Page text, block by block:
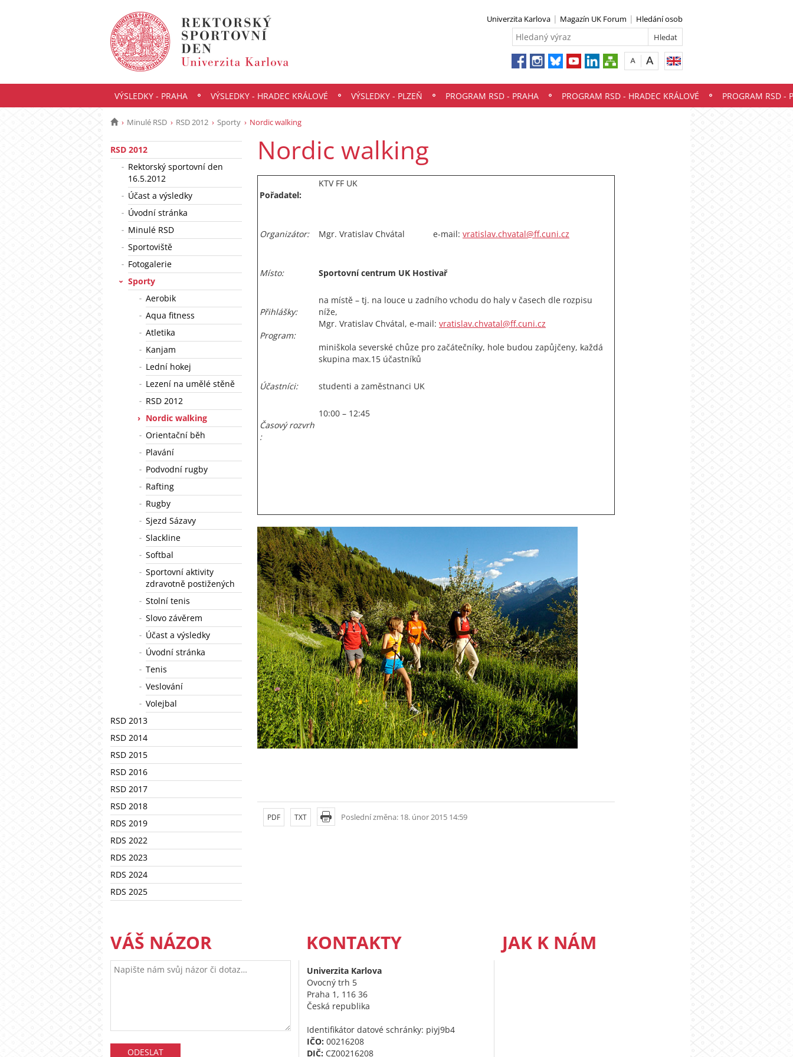
Univerzita Karlova Magazín UK Forum Hledání osob
VÝSLEDKY - PRAHA VÝSLEDKY - HRADEC KRÁLOVÉ VÝSLEDKY - PLZEŇ PROGRAM RSD - PRAHA PROGRAM RSD - HRADEC KRÁLOVÉ PROGRAM RSD -
Minulé RSD RSD 2012 Sporty Nordic walking
RSD 2012
Rektorský sportovní den
16.5.2012
Účast a výsledky
Úvodní stránka
Minulé RSD
Sportoviště
Fotogalerie
Sporty
Aerobik
Aqua fitness
Atletika
Kanjam
Lední hokej
Lezení na umělé stěně
RSD 2012
Nordic walking
Orientační běh
Plavání
Podvodní rugby
Rafting
Rugby
Sjezd Sázavy
Slackline
Softbal
Sportovní aktivity
zdravotně postižených
Stolní tenis
Slovo závěrem
Účast a výsledky
Úvodní stránka
Tenis
Veslování
Volejbal
RSD 2013
RSD 2014
RSD 2015
RSD 2016
RSD 2017
RSD 2018
RDS 2019
RDS 2022
RDS 2023
RDS 2024
RDS 2025
Nordic walking
Pořadatel:
KTV FF UK
Organizátor: Mgr. Vratislav Chvátal e-mail: vratislav.chvatal@ff.cuni.cz
Místo: Sportovní centrum UK Hostivař
Přihlášky:
Program:
na místě – tj. na louce u zadního vchodu do haly v časech dle rozpisu
níže,
Mgr. Vratislav Chvátal, e-mail: vratislav.chvatal@ff.cuni.cz
miniškola severské chůze pro začátečníky, hole budou zapůjčeny, každá
skupina max.15 účastníků
Účastníci: studenti a zaměstnanci UK
Časový rozvrh
:
10:00 – 12:45
Poslední změna: 18. únor 2015 14:59
PDF TXT
VÁŠ NÁZOR KONTAKTY
Univerzita Karlova
Ovocný trh 5
Praha 1, 116 36
Česká republika
Identifikátor datové schránky: piyj9b4
IČO: 00216208
DIČ: CZ00216208
JAK K NÁM